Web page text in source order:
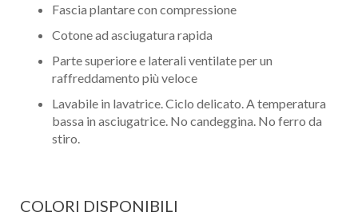
Fascia plantare con compressione
Cotone ad asciugatura rapida
Parte superiore e laterali ventilate per un
raffreddamento più veloce
Lavabile in lavatrice. Ciclo delicato. A temperatura
bassa in asciugatrice. No candeggina. No ferro da
stiro.
COLORI DISPONIBILI